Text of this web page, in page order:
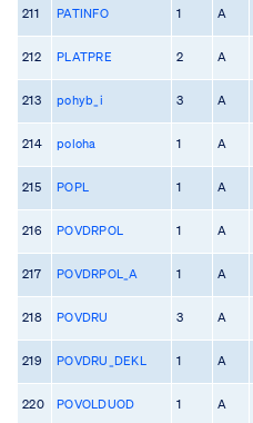
211 PATINFO 1 A
212 PLATPRE 2 A
213 pohyb_i 3 A
214 poloha 1 A
215 POPL 1 A
216 POVDRPOL 1 A
217 POVDRPOL_A 1 A
218 POVDRU 3 A
219 POVDRU_DEKL 1 A
220 POVOLDUOD 1 A